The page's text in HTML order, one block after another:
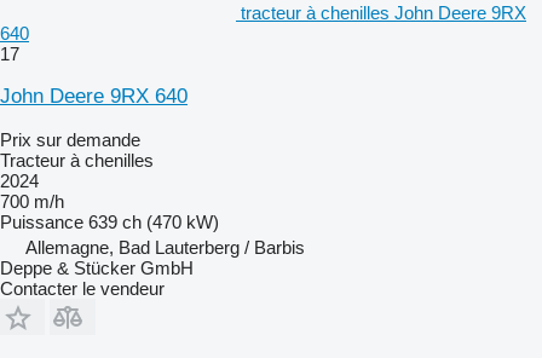
tracteur à chenilles John Deere 9RX
640
17
John Deere 9RX 640
Prix sur demande
Tracteur à chenilles
2024
700 m/h
Puissance 639 ch (470 kW)
Allemagne, Bad Lauterberg / Barbis
Deppe & Stücker GmbH
Contacter le vendeur